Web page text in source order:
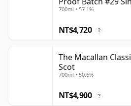
700ml • 57.1%
NT$4,720 ?
The Macallan
Scot
700ml • 50.6%
NT$4,900 ?